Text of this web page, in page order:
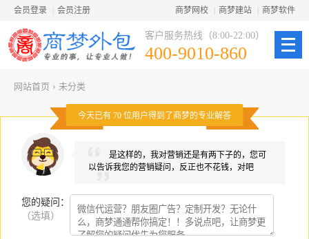
会员登录 会员注册 商梦网校 商梦建站 商梦软件
客户服务热线（8:00-22:00）
400-9010-860
网站首页 › 未分类
今天已有 70 位用户得到了商梦的专业解答
是这样的，我对营销还是有两下子的，您可
以告诉我您的营销疑问，反正也不花钱，对吧
您的疑问
（选填）
：